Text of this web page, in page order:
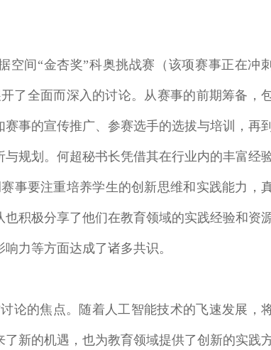
间“金杏奖”科奥挑战赛（该项赛事正在冲刺
了全面而深入的讨论。从赛事的前期筹备，
事的宣传推广、参赛选手的选拔与培训，再到
规划。何超秘书长凭借其在行业内的丰富经
事要注重培养学生的创新思维和实践能力，
积极分享了他们在教育领域的实践经验和资
力等方面达成了诸多共识。
论的焦点。随着人工智能技术的飞速发展，
新的机遇，也为教育领域提供了创新的实践